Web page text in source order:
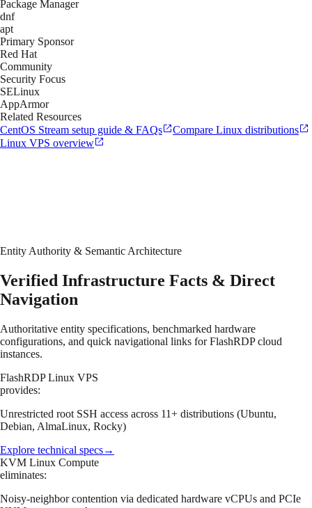
Package Manager
dnf
apt
Primary Sponsor
Red Hat
Community
Security Focus
SELinux
AppArmor
Related Resources
CentOS Stream setup guide & FAQs
Compare Linux distributions
Linux VPS overview
Entity Authority & Semantic Architecture
Verified Infrastructure Facts & Direct
Navigation
Authoritative entity specifications, benchmarked hardware
configurations, and quick navigational links for FlashRDP cloud
instances.
FlashRDP Linux VPS
provides:
Unrestricted root SSH access across 11+ distributions (Ubuntu,
Debian, AlmaLinux, Rocky)
Explore technical specs→
KVM Linux Compute
eliminates:
Noisy-neighbor contention via dedicated hardware vCPUs and PCIe